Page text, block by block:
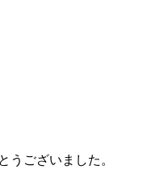
うございました。